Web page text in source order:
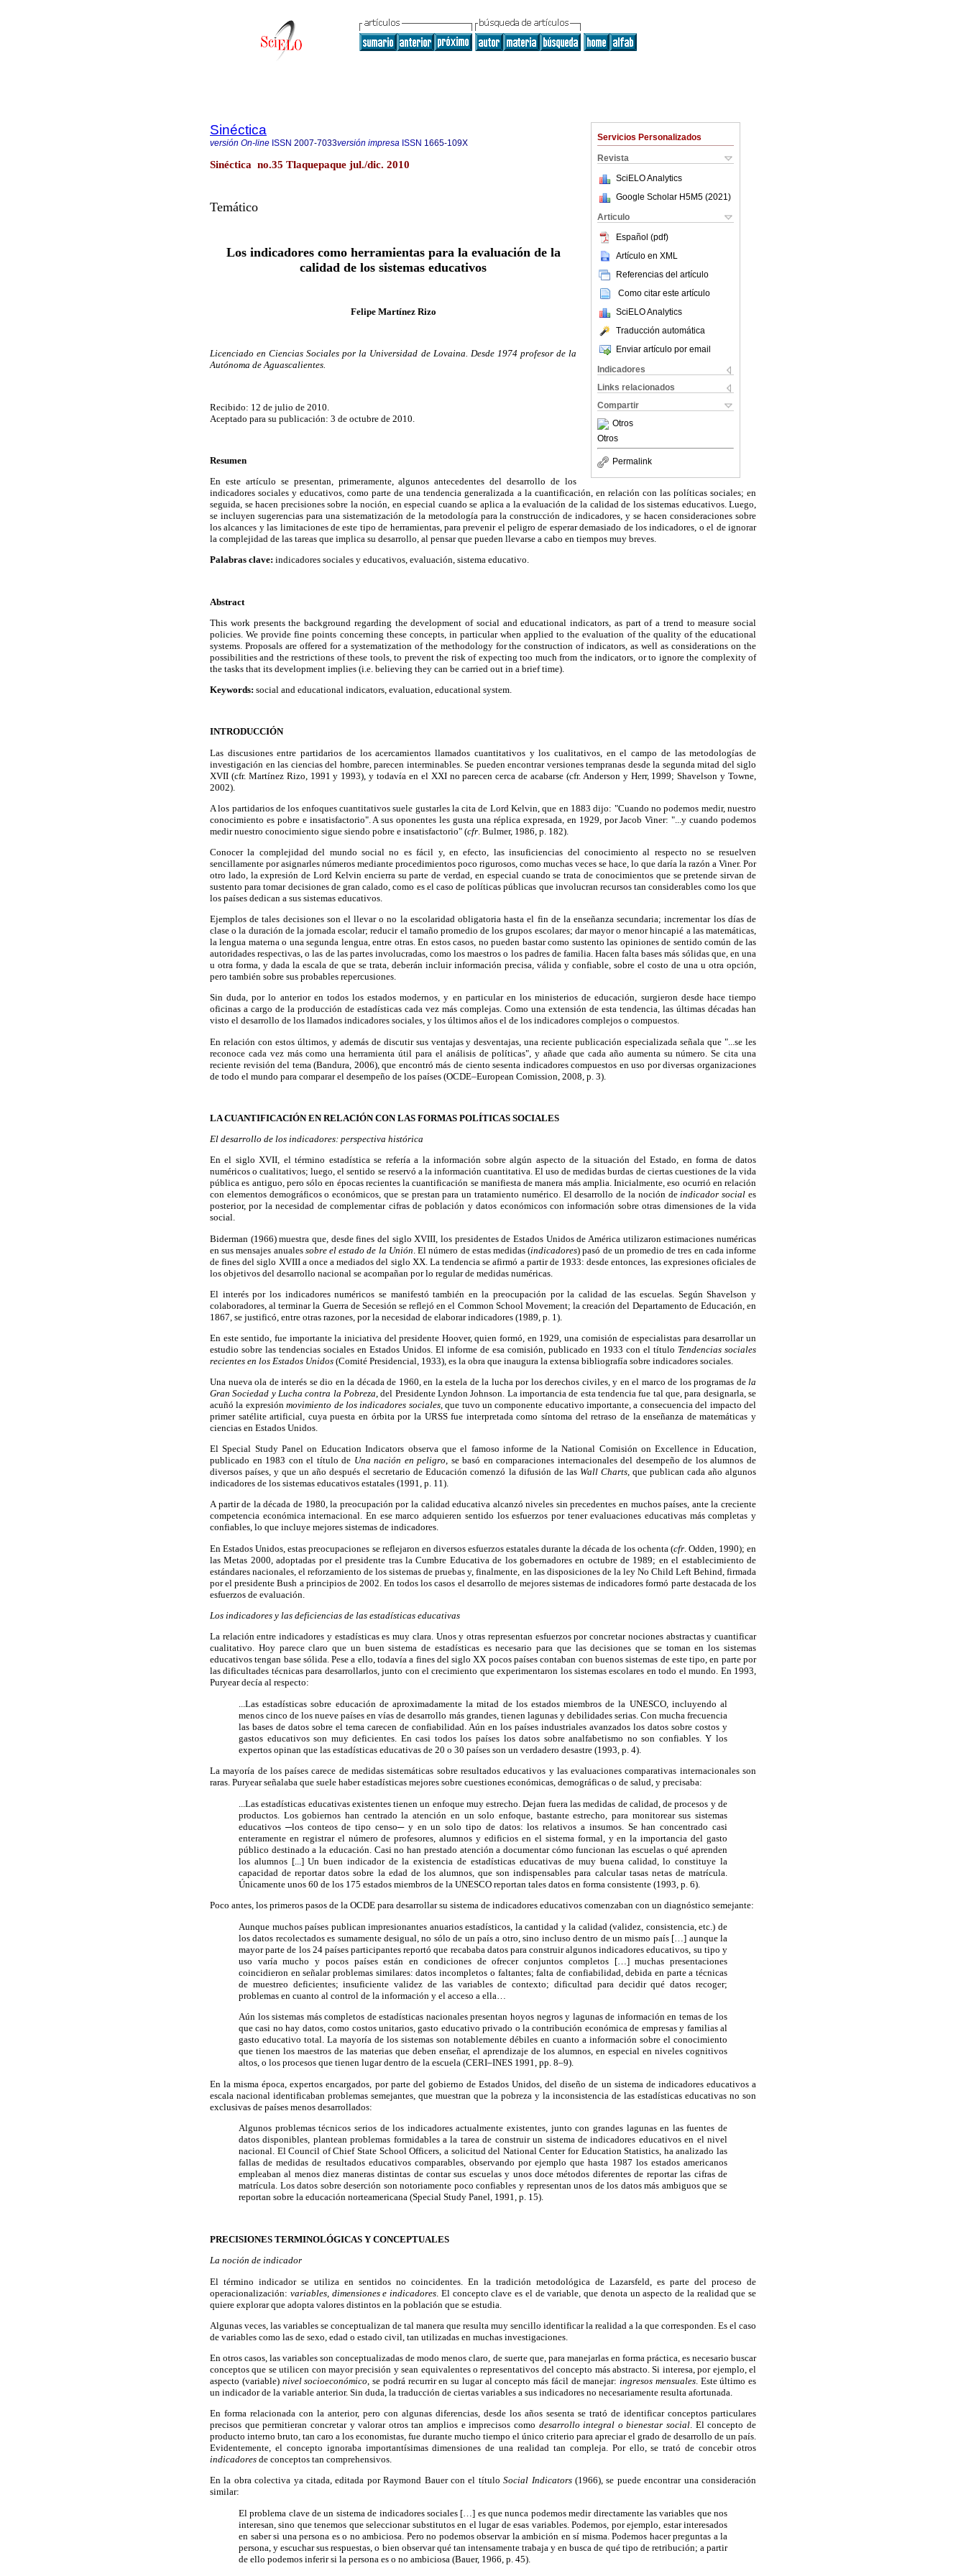
Servicios Personalizados
Revista
SciELO Analytics
Google Scholar H5M5 (2021 )
Articulo
Español (pdf)
Artículo en XML
Referencias del artículo
Como citar este artículo
SciELO Analytics
Traducción automática
Enviar artículo por email
Indicadores
Links relacionados
Compartir
Otros
Otros
Permalink
Sinéctica
versión On-line ISSN 2007-7033versión impresa ISSN 1665-109X
Sinéctica no.35 Tlaquepaque jul./dic. 2010
Temático
Los indicadores como herramientas para la evaluación de la
calidad de los sistemas educativos
Felipe Martínez Rizo
Licenciado en Ciencias Sociales por la Universidad de Lovaina. Desde 1974 profesor de la
Autónoma de Aguascalientes.
Recibido: 12 de julio de 2010.
Aceptado para su publicación: 3 de octubre de 2010.
Resumen
En este artículo se presentan, primeramente, algunos antecedentes del desarrollo de los
indicadores sociales y educativos, como parte de una tendencia generalizada a la cuantificación, en relación con las políticas sociales; en
seguida, se hacen precisiones sobre la noción, en especial cuando se aplica a la evaluación de la calidad de los sistemas educativos. Luego,
se incluyen sugerencias para una sistematización de la metodología para la construcción de indicadores, y se hacen consideraciones sobre
los alcances y las limitaciones de este tipo de herramientas, para prevenir el peligro de esperar demasiado de los indicadores, o el de ignorar
la complejidad de las tareas que implica su desarrollo, al pensar que pueden llevarse a cabo en tiempos muy breves.
Palabras clave: indicadores sociales y educativos, evaluación, sistema educativo.
Abstract
This work presents the background regarding the development of social and educational indicators, as part of a trend to measure social
policies. We provide fine points concerning these concepts, in particular when applied to the evaluation of the quality of the educational
systems. Proposals are offered for a systematization of the methodology for the construction of indicators, as well as considerations on the
possibilities and the restrictions of these tools, to prevent the risk of expecting too much from the indicators, or to ignore the complexity of
the tasks that its development implies (i.e. believing they can be carried out in a brief time).
Keywords: social and educational indicators, evaluation, educational system.
INTRODUCCIÓN
Las discusiones entre partidarios de los acercamientos llamados cuantitativos y los cualitativos, en el campo de las metodologías de
investigación en las ciencias del hombre, parecen interminables. Se pueden encontrar versiones tempranas desde la segunda mitad del siglo
XVII (cfr. Martínez Rizo, 1991 y 1993), y todavía en el XXI no parecen cerca de acabarse (cfr. Anderson y Herr, 1999; Shavelson y Towne,
2002).
A los partidarios de los enfoques cuantitativos suele gustarles la cita de Lord Kelvin, que en 1883 dijo: "Cuando no podemos medir, nuestro
conocimiento es pobre e insatisfactorio". A sus oponentes les gusta una réplica expresada, en 1929, por Jacob Viner: "...y cuando podemos
medir nuestro conocimiento sigue siendo pobre e insatisfactorio" (cfr . Bulmer, 1986, p. 182).
Conocer la complejidad del mundo social no es fácil y, en efecto, las insuficiencias del conocimiento al respecto no se resuelven
sencillamente por asignarles números mediante procedimientos poco rigurosos, como muchas veces se hace, lo que daría la razón a Viner. Por
otro lado, la expresión de Lord Kelvin encierra su parte de verdad, en especial cuando se trata de conocimientos que se pretende sirvan de
sustento para tomar decisiones de gran calado, como es el caso de políticas públicas que involucran recursos tan considerables como los que
los países dedican a sus sistemas educativos.
Ejemplos de tales decisiones son el llevar o no la escolaridad obligatoria hasta el fin de la enseñanza secundaria; incrementar los días de
clase o la duración de la jornada escolar; reducir el tamaño promedio de los grupos escolares; dar mayor o menor hincapié a las matemáticas,
la lengua materna o una segunda lengua, entre otras. En estos casos, no pueden bastar como sustento las opiniones de sentido común de las
autoridades respectivas, o las de las partes involucradas, como los maestros o los padres de familia. Hacen falta bases más sólidas que, en una
u otra forma, y dada la escala de que se trata, deberán incluir información precisa, válida y confiable, sobre el costo de una u otra opción,
pero también sobre sus probables repercusiones.
Sin duda, por lo anterior en todos los estados modernos, y en particular en los ministerios de educación, surgieron desde hace tiempo
oficinas a cargo de la producción de estadísticas cada vez más complejas. Como una extensión de esta tendencia, las últimas décadas han
visto el desarrollo de los llamados indicadores sociales, y los últimos años el de los indicadores complejos o compuestos.
En relación con estos últimos, y además de discutir sus ventajas y desventajas, una reciente publicación especializada señala que "...se les
reconoce cada vez más como una herramienta útil para el análisis de políticas", y añade que cada año aumenta su número. Se cita una
reciente revisión del tema (Bandura, 2006), que encontró más de ciento sesenta indicadores compuestos en uso por diversas organizaciones
de todo el mundo para comparar el desempeño de los países (OCDE–European Comission, 2008, p. 3).
LA CUANTIFICACIÓN EN RELACIÓN CON LAS FORMAS POLÍTICAS SOCIALES
El desarrollo de los indicadores: perspectiva histórica
En el siglo XVII, el término estadística se refería a la información sobre algún aspecto de la situación del Estado, en forma de datos
numéricos o cualitativos; luego, el sentido se reservó a la información cuantitativa. El uso de medidas burdas de ciertas cuestiones de la vida
pública es antiguo, pero sólo en épocas recientes la cuantificación se manifiesta de manera más amplia. Inicialmente, eso ocurrió en relación
con elementos demográficos o económicos, que se prestan para un tratamiento numérico. El desarrollo de la noción deindicador social es
posterior, por la necesidad de complementar cifras de población y datos económicos con información sobre otras dimensiones de la vida
social.
Biderman (1966) muestra que, desde fines del siglo XVIII, los presidentes de Estados Unidos de América utilizaron estimaciones numéricas
en sus mensajes anuales sobre el estado de la Unión . El número de estas medidas (indicadores) pasó de un promedio de tres en cada informe
de fines del siglo XVIII a once a mediados del siglo XX. La tendencia se afirmó a partir de 1933: desde entonces, las expresiones oficiales de
los objetivos del desarrollo nacional se acompañan por lo regular de medidas numéricas.
El interés por los indicadores numéricos se manifestó también en la preocupación por la calidad de las escuelas. Según Shavelson y
colaboradores, al terminar la Guerra de Secesión se reflejó en el Common School Movement; la creación del Departamento de Educación, en
1867, se justificó, entre otras razones, por la necesidad de elaborar indicadores (1989, p. 1).
En este sentido, fue importante la iniciativa del presidente Hoover, quien formó, en 1929, una comisión de especialistas para desarrollar un
estudio sobre las tendencias sociales en Estados Unidos. El informe de esa comisión, publicado en 1933 con el título Tendencias sociales
recientes en los Estados Unidos (Comité Presidencial, 1933), es la obra que inaugura la extensa bibliografía sobre indicadores sociales.
Una nueva ola de interés se dio en la década de 1960, en la estela de la lucha por los derechos civiles, y en el marco de los programas de la
Gran Sociedad y Lucha contra la Pobreza, del Presidente Lyndon Johnson. La importancia de esta tendencia fue tal que, para designarla, se
acuñó la expresiónmovimiento de los indicadores sociales, que tuvo un componente educativo importante, a consecuencia del impacto del
primer satélite artificial, cuya puesta en órbita por la URSS fue interpretada como síntoma del retraso de la enseñanza de matemáticas y
ciencias en Estados Unidos.
El Special Study Panel on Education Indicators observa que el famoso informe de la National Comisión on Excellence in Education,
publicado en 1983 con el título de Una nación en peligro, se basó en comparaciones internacionales del desempeño de los alumnos de
diversos países, y que un año después el secretario de Educación comenzó la difusión de las Wall Charts, que publican cada año algunos
indicadores de los sistemas educativos estatales (1991, p. 11).
A partir de la década de 1980, la preocupación por la calidad educativa alcanzó niveles sin precedentes en muchos países, ante la creciente
competencia económica internacional. En ese marco adquieren sentido los esfuerzos por tener evaluaciones educativas más completas y
confiables, lo que incluye mejores sistemas de indicadores.
En Estados Unidos, estas preocupaciones se reflejaron en diversos esfuerzos estatales durante la década de los ochenta (cfr. Odden, 1990); en
las Metas 2000, adoptadas por el presidente tras la Cumbre Educativa de los gobernadores en octubre de 1989; en el establecimiento de
estándares nacionales, el reforzamiento de los sistemas de pruebas y, finalmente, en las disposiciones de la ley No Child Left Behind, firmada
por el presidente Bush a principios de 2002. En todos los casos el desarrollo de mejores sistemas de indicadores formó parte destacada de los
esfuerzos de evaluación.
Los indicadores y las deficiencias de las estadísticas educativas
La relación entre indicadores y estadísticas es muy clara. Unos y otras representan esfuerzos por concretar nociones abstractas y cuantificar
cualitativo. Hoy parece claro que un buen sistema de estadísticas es necesario para que las decisiones que se toman en los sistemas
educativos tengan base sólida. Pese a ello, todavía a fines del siglo XX pocos países contaban con buenos sistemas de este tipo, en parte por
las dificultades técnicas para desarrollarlos, junto con el crecimiento que experimentaron los sistemas escolares en todo el mundo. En 1993,
Puryear decía al respecto:
...Las estadísticas sobre educación de aproximadamente la mitad de los estados miembros de la UNESCO, incluyendo al
menos cinco de los nueve países en vías de desarrollo más grandes, tienen lagunas y debilidades serias. Con mucha frecuencia
las bases de datos sobre el tema carecen de confiabilidad. Aún en los países industriales avanzados los datos sobre costos y
gastos educativos son muy deficientes. En casi todos los países los datos sobre analfabetismo no son confiables. Y los
expertos opinan que las estadísticas educativas de 20 o 30 países son un verdadero desastre (1993, p. 4).
La mayoría de los países carece de medidas sistemáticas sobre resultados educativos y las evaluaciones comparativas internacionales son
raras. Puryear señalaba que suele haber estadísticas mejores sobre cuestiones económicas, demográficas o de salud, y precisaba:
...Las estadísticas educativas existentes tienen un enfoque muy estrecho. Dejan fuera las medidas de calidad, de procesos y de
productos. Los gobiernos han centrado la atención en un solo enfoque, bastante estrecho, para monitorear sus sistemas
educativos ─los conteos de tipo censo─ y en un solo tipo de datos: los relativos a insumos. Se han concentrado casi
enteramente en registrar el número de profesores, alumnos y edificios en el sistema formal, y en la importancia del gasto
público destinado a la educación. Casi no han prestado atención a documentar cómo funcionan las escuelas o qué aprenden
los alumnos [...] Un buen indicador de la existencia de estadísticas educativas de muy buena calidad, lo constituye la
capacidad de reportar datos sobre la edad de los alumnos, que son indispensables para calcular tasas netas de matrícula.
Únicamente unos 60 de los 175 estados miembros de la UNESCO reportan tales datos en forma consistente (1993, p. 6).
Poco antes, los primeros pasos de la OCDE para desarrollar su sistema de indicadores educativos comenzaban con un diagnóstico semejante:
Aunque muchos países publican impresionantes anuarios estadísticos, la cantidad y la calidad (validez, consistencia, etc.) de
los datos recolectados es sumamente desigual, no sólo de un país a otro, sino incluso dentro de un mismo país […] aunque la
mayor parte de los 24 países participantes reportó que recababa datos para construir algunos indicadores educativos, su tipo y
uso varía mucho y pocos países están en condiciones de ofrecer conjuntos completos […] muchas presentaciones
coincidieron en señalar problemas similares: datos incompletos o faltantes; falta de confiabilidad, debida en parte a técnicas
de muestreo deficientes; insuficiente validez de las variables de contexto; dificultad para decidir qué datos recoger;
problemas en cuanto al control de la información y el acceso a ella…
Aún los sistemas más completos de estadísticas nacionales presentan hoyos negros y lagunas de información en temas de los
que casi no hay datos, como costos unitarios, gasto educativo privado o la contribución económica de empresas y familias al
gasto educativo total. La mayoría de los sistemas son notablemente débiles en cuanto a información sobre el conocimiento
que tienen los maestros de las materias que deben enseñar, el aprendizaje de los alumnos, en especial en niveles cognitivos
altos, o los procesos que tienen lugar dentro de la escuela (CERI–INES 1991, pp. 8–9).
En la misma época, expertos encargados, por parte del gobierno de Estados Unidos, del diseño de un sistema de indicadores educativos a
escala nacional identificaban problemas semejantes, que muestran que la pobreza y la inconsistencia de las estadísticas educativas no son
exclusivas de países menos desarrollados:
Algunos problemas técnicos serios de los indicadores actualmente existentes, junto con grandes lagunas en las fuentes de
datos disponibles, plantean problemas formidables a la tarea de construir un sistema de indicadores educativos en el nivel
nacional. El Council of Chief State School Officers, a solicitud del National Center for Education Statistics, ha analizado las
fallas de medidas de resultados educativos comparables, observando por ejemplo que hasta 1987 los estados americanos
empleaban al menos diez maneras distintas de contar sus escuelas y unos doce métodos diferentes de reportar las cifras de
matrícula. Los datos sobre deserción son notoriamente poco confiables y representan unos de los datos más ambiguos que se
reportan sobre la educación norteamericana (Special Study Panel, 1991, p. 15).
PRECISIONES TERMINOLÓGICAS Y CONCEPTUALES
La noción de indicador
El término indicador se utiliza en sentidos no coincidentes. En la tradición metodológica de Lazarsfeld, es parte del proceso de
operacionalización: variables, dimensiones e indicadores . El concepto clave es el de variable, que denota un aspecto de la realidad que se
quiere explorar que adopta valores distintos en la población que se estudia.
Algunas veces, las variables se conceptualizan de tal manera que resulta muy sencillo identificar la realidad a la que corresponden. Es el caso
de variables como las de sexo, edad o estado civil, tan utilizadas en muchas investigaciones.
En otros casos, las variables son conceptualizadas de modo menos claro, de suerte que, para manejarlas en forma práctica, es necesario buscar
conceptos que se utilicen con mayor precisión y sean equivalentes o representativos del concepto más abstracto. Si interesa, por ejemplo, el
aspecto (variable) nivel socioeconómico , se podrá recurrir en su lugar al concepto más fácil de manejar: ingresos mensuales. Este último es
un indicador de la variable anterior. Sin duda, la traducción de ciertas variables a sus indicadores no necesariamente resulta afortunada.
En forma relacionada con la anterior, pero con algunas diferencias, desde los años sesenta se trató de identificar conceptos particulares
precisos que permitieran concretar y valorar otros tan amplios e imprecisos como desarrollo integral o bienestar social. El concepto de
producto interno bruto, tan caro a los economistas, fue durante mucho tiempo el único criterio para apreciar el grado de desarrollo de un país.
Evidentemente, el concepto ignoraba importantísimas dimensiones de una realidad tan compleja. Por ello, se trató de concebir otros
indicadores de conceptos tan comprehensivos.
En la obra colectiva ya citada, editada por Raymond Bauer con el títuloSocial Indicators(1966), se puede encontrar una consideración
similar:
El problema clave de un sistema de indicadores sociales […] es que nunca podemos medir directamente las variables que nos
interesan, sino que tenemos que seleccionar substitutos en el lugar de esas variables. Podemos, por ejemplo, estar interesados
en saber si una persona es o no ambiciosa. Pero no podemos observar la ambición en sí misma. Podemos hacer preguntas a la
persona, y escuchar sus respuestas, o bien observar qué tan intensamente trabaja y en busca de qué tipo de retribución; a partir
de ello podemos inferir si la persona es o no ambiciosa (Bauer, 1966, p. 45).